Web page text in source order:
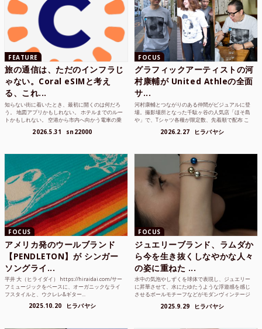
FEATURE
旅の通信は、ただのインフラじ
ゃない。Coral eSIMと考え
る、これ...
知らない街に着いたとき、最初に開くのは何だろ
う。 地図アプリかもしれない。 ホテルまでのルー
トかもしれない。 空港から市内へ向かう電車の乗
2026.5.31 sn22000
FOCUS
グラフィックアーティストの河
村康輔が United Athleの全面
サ...
河村康輔とつながりのある仲間がビジュアルに登
場。撮影場所となった千駄ヶ谷の人気店「ほそ島
や」で、Tシャツ各種が限定数、先着順で配布 こ
2026.2.27 ヒラバヤシ
FOCUS
アメリカ発のウールブランド
【PENDLETON】が シンガー
ソングライ...
平井 大（ヒライダイ） https://hiraidai.com/サー
フミュージックをベースに、オーガニックなライ
フスタイルと、ウクレレ&ギター...
2025.10.20 ヒラバヤシ
FOCUS
ジュエリーブランド、ラムダか
ら今を生き抜くしなやかな人々
の姿に重ねた ...
水中の気泡やしずくを球体で表現し、ジュエリー
に昇華させて、水にたゆたうような浮遊感を感じ
させるボールモチーフなどがモダンヴィンテージ
2025.9.29 ヒラバヤシ